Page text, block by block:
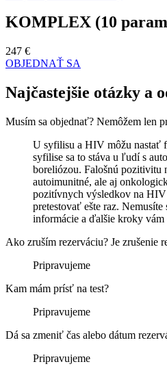
KOMPLEX (10
247 €
OBJEDNAŤ SA
Najčastejšie otázky a
Musím sa objednať? Nemôžem len
U syfilisu a HIV môžu nastať
syfilise sa to stáva u ľudí s
boreliózou. Falošnú pozitivitu
autoimunitné, ale aj
pozitívnych výsledkov na
pretestovať ešte raz.
informácie a ďalšie kroky vám
Ako zruším rezerváciu? Je zrušenie
Pripravujeme
Kam mám prísť na test?
Pripravujeme
Dá sa zmeniť čas alebo dátum
Pripravujeme